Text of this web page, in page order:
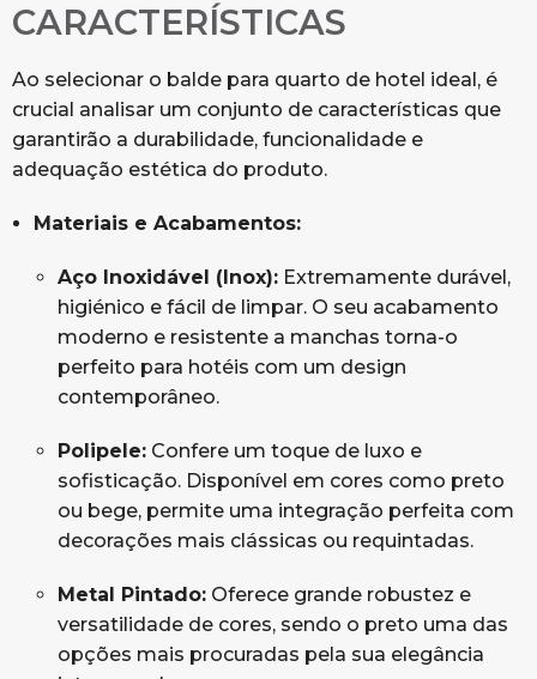
CARACTERÍSTICAS
Ao selecionar o balde para quarto de hotel ideal, é
crucial analisar um conjunto de características que
garantirão a durabilidade, funcionalidade e
adequação estética do produto.
Materiais e Acabamentos:
Aço Inoxidável (Inox):Extremamente durável,
higiénico e fácil de limpar. O seu acabamento
moderno e resistente a manchas torna-o
perfeito para hotéis com um design
contemporâneo.
Polipele:Confere um toque de luxo e
sofisticação. Disponível em cores como preto
ou bege, permite uma integração perfeita com
decorações mais clássicas ou requintadas.
Metal Pintado:Oferece grande robustez e
versatilidade de cores, sendo o preto uma das
opções mais procuradas pela sua elegância